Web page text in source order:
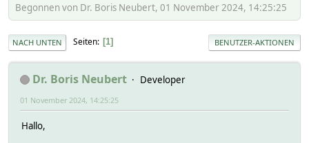
Begonnen von Dr. Boris Neubert, 01 November 2024, 14:25:25
NACH UNTEN Seiten 1 BENUTZER-AKTIONEN
Dr. Boris Neubert Developer
01 November 2024, 14:25:25
Hallo,